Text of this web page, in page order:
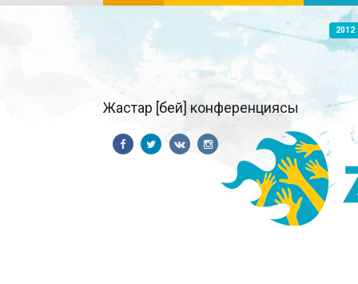
2012
Жастар [бей] конференциясы